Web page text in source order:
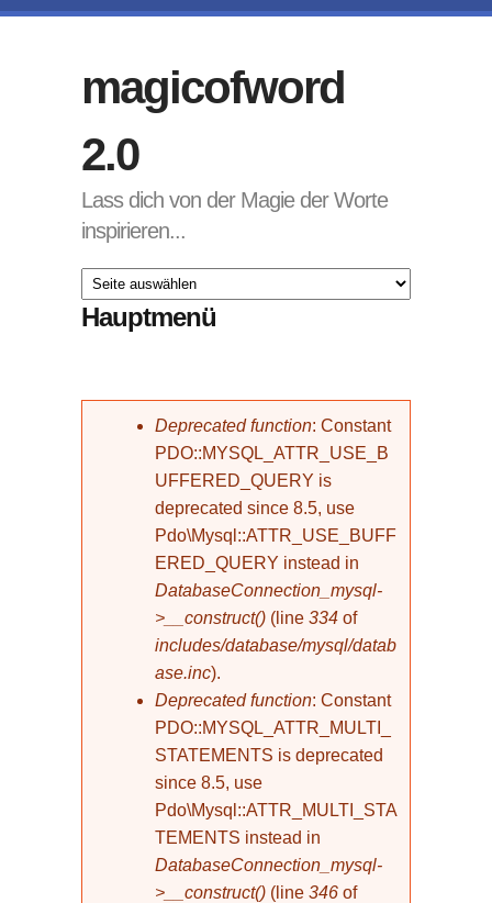
magicofword
2.0
Lass dich von der Magie der Worte
inspirieren...
Hauptmenü
Fehlermeldung
Deprecated function: Constant
PDO::MYSQL_ATTR_USE_B
UFFERED_QUERY is
deprecated since 8.5, use
Pdo\Mysql::ATTR_USE_BUFF
ERED_QUERY instead in
DatabaseConnection_mysql-
>__construct() (line 334 of
includes/database/mysql/datab
ase.inc).
Deprecated function: Constant
PDO::MYSQL_ATTR_MULTI_
STATEMENTS is deprecated
since 8.5, use
Pdo\Mysql::ATTR_MULTI_STA
TEMENTS instead in
DatabaseConnection_mysql-
>__construct() (line 346 of